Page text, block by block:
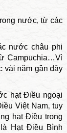
nước, từ các
nước châu phi
Campuchia…Vì
vài năm gần đây
hạt Điều ngoại
Việt Nam, tuy
hạt Điều trong
Hạt Điều Bình